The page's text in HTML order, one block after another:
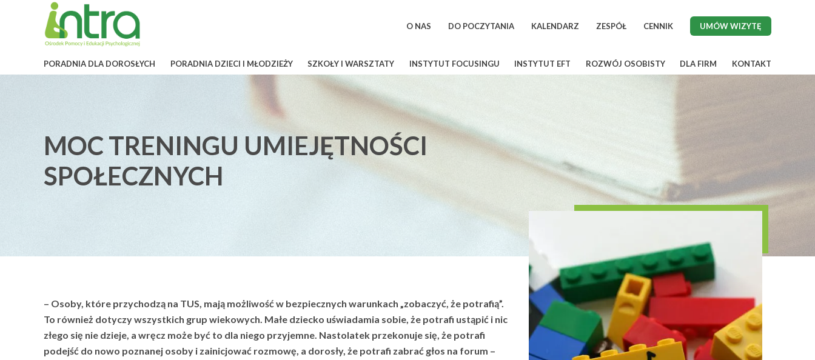
O NAS DO POCZYTANIA KALENDARZ ZESPÓŁ CENNIK UMÓW WIZYTĘ
PORADNIA DLA DOROSŁYCH PORADNIA DZIECI I MŁODZIEŻY SZKOŁY I WARSZTATY INSTYTUT FOCUSINGU INSTYTUT EFT ROZWÓJ OSOBISTY DLA FIRM KONTAKT
MOC TRENINGU UMIEJĘTNOŚCI
SPOŁECZNYCH
– Osoby, które przychodzą na TUS, mają możliwość w bezpiecznych warunkach „zobaczyć, że potrafią”.
To również dotyczy wszystkich grup wiekowych. Małe dziecko uświadamia sobie, że potrafi ustąpić i nic
złego się nie dzieje, a wręcz może być to dla niego przyjemne. Nastolatek przekonuje się, że potrafi
podejść do nowo poznanej osoby i zainicjować rozmowę, a dorosły, że potrafi zabrać głos na forum –